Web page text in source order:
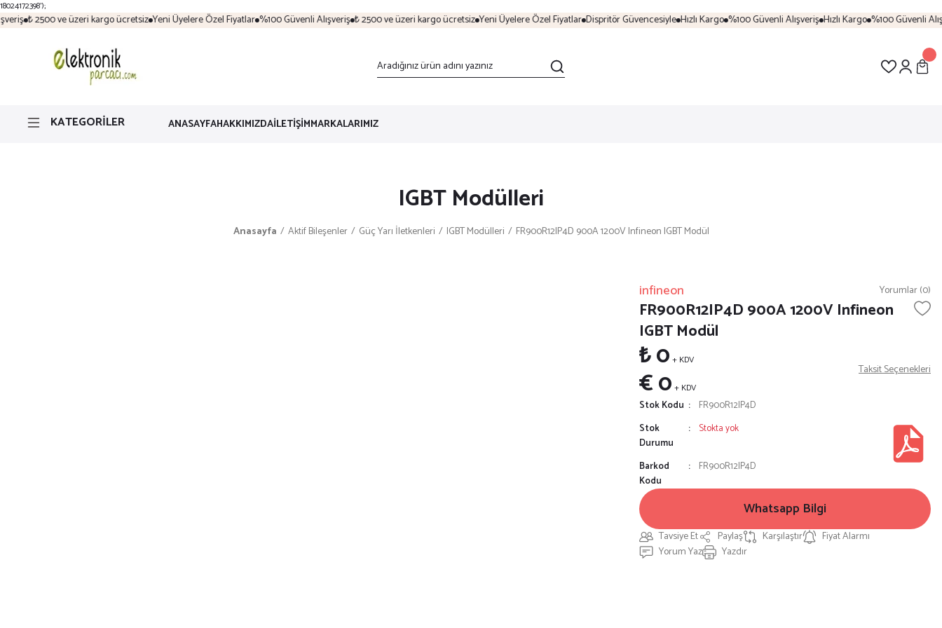
18024172398');
₺ 2500 ve üzeri kargo ücretsiz Yeni Üyelere Özel Fiyatlar %100 Güvenli Alışveriş ₺ 2500 ve üzeri kargo ücretsiz Yeni Üyelere Özel Fiyatlar Dispritör Güvencesiyle Hızlı Kargo %100 Güvenli Alışveriş Hızlı Kargo %100 Güvenli
KATEGORİLER ANASAYFAHAKKIMIZDAİLETİŞİMMARKALARIMIZ
IGBT Modülleri
Anasayfa Aktif Bileşenler Güç Yarı İletkenleri IGBT Modülleri FR900R12IP4D 900A 1200V Infineon IGBT Modül
infineon Yorumlar (0)
FR900R12IP4D 900A 1200V Infineon
IGBT Modül
₺ 0 + KDV
€ 0 + KDV
Taksit Seçenekleri
Stok Kodu
FR900R12IP4D
Stok
Durumu
Stokta yok
Barkod
Kodu
FR900R12IP4D
Whatsapp Bilgi
Tavsiye Et Paylaş Karşılaştır
Fiyat Alarmı
Yorum Yaz
Yazdır